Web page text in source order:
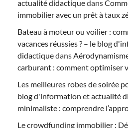
actualité didactiquedans
immobilier avec un prêt à taux
Bateau à moteur ou voilier :
vacances réussies ? – le blog
didactiquedans
carburant : comment optimiser
Les meilleures robes de soirée
blog d'information et actualité
minimaliste : comprendre
Le crowdfunding immobilier :